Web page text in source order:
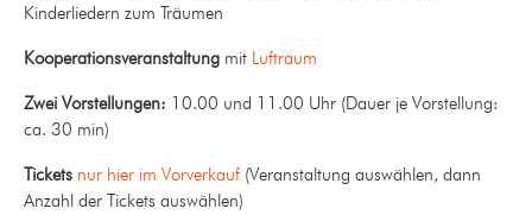
Kinderliedern zum Träumen
Kooperationsveranstaltung mit Luftraum
Zwei Vorstellungen: 10.00 und 11.00 Uhr (Dauer je Vorstellung:
ca. 30 min)
Tickets nur hier im Vorverkauf (Veranstaltung auswählen, dann
Anzahl der Tickets auswählen)